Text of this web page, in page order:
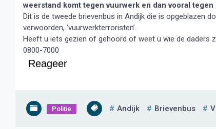
weerstand komt tegen vuurwerk en dan vooral tegen
Dit is de tweede brievenbus in Andijk die is opgeblazen
verwoorden, ‘vuurwerkterroristen’.
Heeft u iets gezien of gehoord of weet u wie de daders
0800-7000
Reageer
Politie Andijk Brievenbus